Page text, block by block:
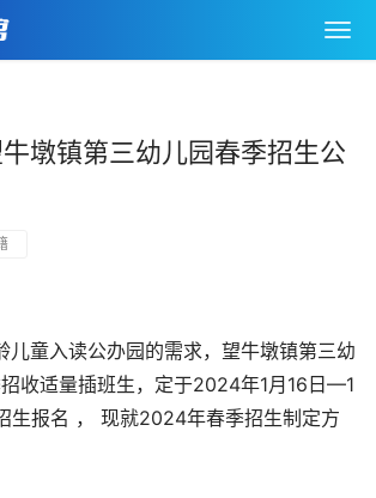
墩镇第三幼儿园春季招生公
儿童入读公办园的需求，望牛墩镇第三幼
收适量插班生，定于2024年1月16日—1
生报名 ， 现就2024年春季招生制定方